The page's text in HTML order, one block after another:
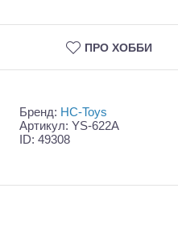
ПРО ХОББИ
Шорт-корсы
Бренд: HC-Toys
Артикул: YS-622A
ID: 49308